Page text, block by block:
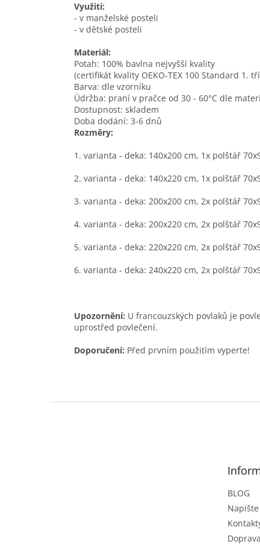
Využití:
- v manželské posteli
- v dětské posteli
Materiál:
Potah: 100% bavlna nejvyšší kvality
(certifikát kvality OEKO-TEX 100 Standard
Barva: dle vzorníku
Údržba: praní v pračce od 30 - 60°C dle
Dostupnost: skladem
Doba dodání: 3-6 dnů
Rozměry:
1. varianta - deka: 140x200 cm, 1x polštář
2. varianta - deka: 140x220 cm, 1x polštář
3. varianta - deka: 200x200 cm, 2x polštář
4. varianta - deka: 200x220 cm, 2x polštář
5. varianta - deka: 220x220 cm, 2x polštář
6. varianta - deka: 240x220 cm, 2x polštář
Upozornění: U francouzských povlaků je
uprostřed povlečení.
Doporučení: Před prvním použitím vyperte!
BLOG